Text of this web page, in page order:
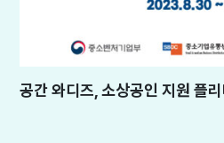
공간 와디즈, 소상공인 지원 플